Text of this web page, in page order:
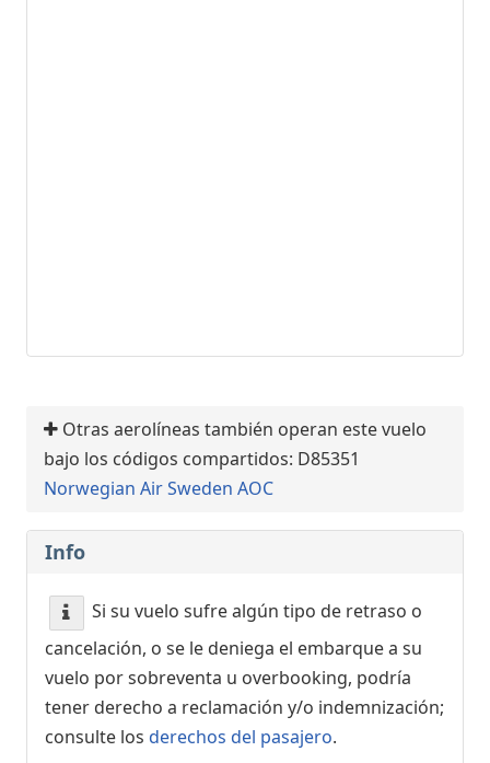
Otras aerolíneas también operan este vuelo
bajo los códigos compartidos: D85351
Norwegian Air Sweden AOC
Info
Si su vuelo sufre algún tipo de retraso o
cancelación, o se le deniega el embarque a su
vuelo por sobreventa u overbooking, podría
tener derecho a reclamación y/o indemnización;
consulte los derechos del pasajero.